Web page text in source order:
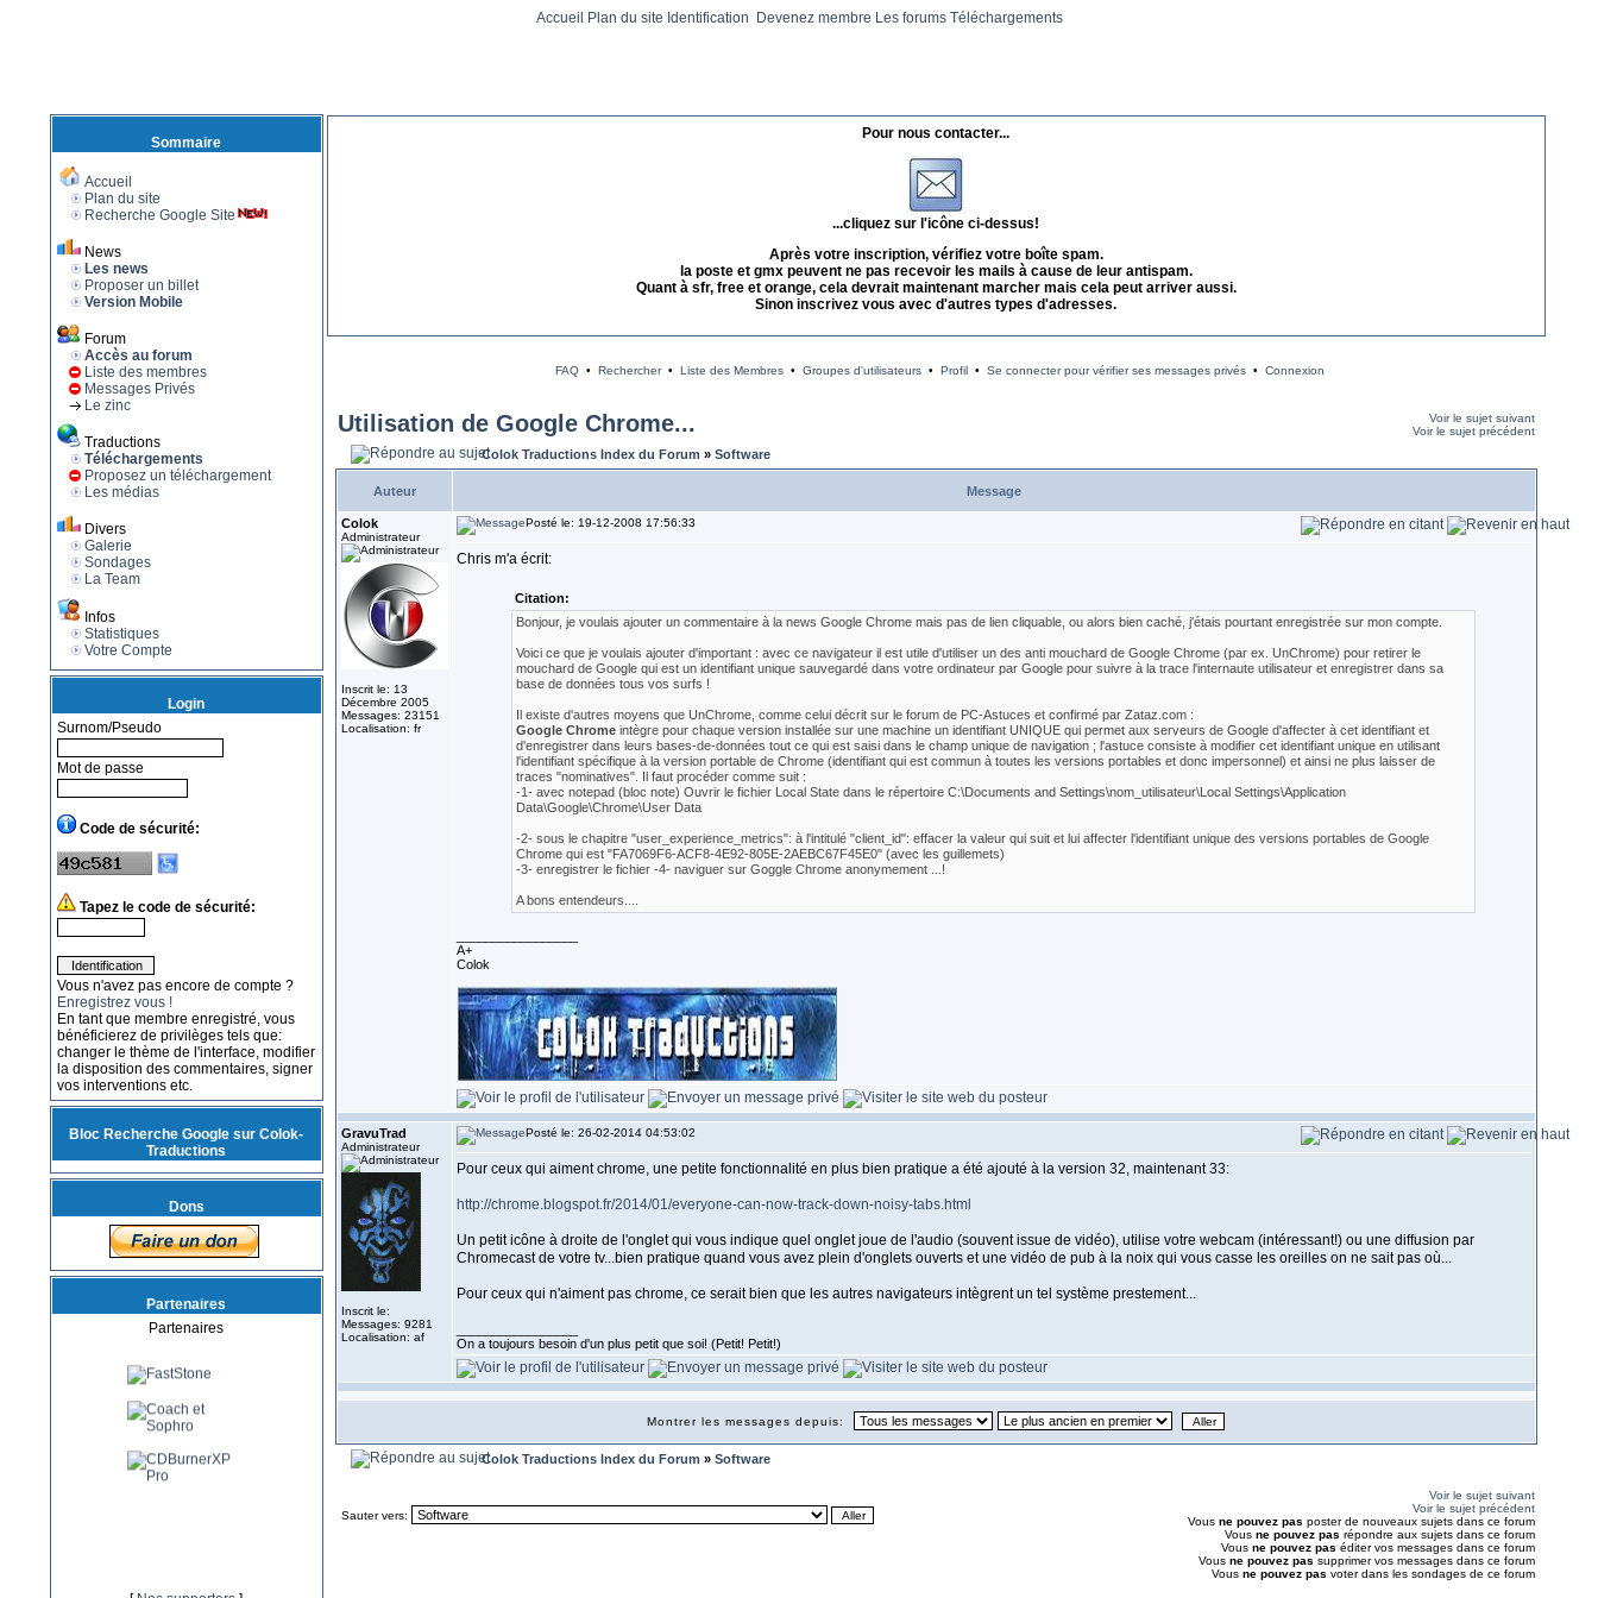
Accueil Plan du site Identification Devenez membre Les forums Téléchargements
Sommaire
Accueil
Plan du site
Recherche Google Site
News
Les news
Proposer un billet
Version Mobile
Forum
Accès au forum
Liste des membres
Messages Privés
Le zinc
Traductions
Téléchargements
Proposez un téléchargement
Les médias
Divers
Galerie
Sondages
La Team
Infos
Statistiques
Votre Compte
Login
Surnom/Pseudo
Mot de passe
Code de sécurité:
Tapez le code de sécurité:
Vous n'avez pas encore de compte ?
Enregistrez vous !
En tant que membre enregistré, vous
bénéficierez de privilèges tels que:
changer le thème de l'interface, modifier
la disposition des commentaires, signer
vos interventions etc.
Bloc Recherche Google sur Colok-
Traductions
Dons
Partenaires
Partenaires
Pour nous contacter...
...cliquez sur l'icône ci-dessus!
Après votre inscription, vérifiez votre boîte spam.
la poste et gmx peuvent ne pas recevoir les mails à cause de leur antispam.
Quant à sfr, free et orange, cela devrait maintenant marcher mais cela peut arriver aussi.
Sinon inscrivez vous avec d'autres types d'adresses.
FAQ• Rechercher• Liste des Membres• Groupes d'utilisateurs• Profil• Se connecter pour vérifier ses messages privés• Connexion
Utilisation de Google Chrome...
Voir le sujet suivant
Voir le sujet précédent
Colok Traductions Index du Forum » Software
Auteur Message
Colok
Administrateur
Inscrit le: 13
Décembre 2005
Messages: 23151
Localisation: fr
Posté le: 19-12-2008 17:56:33
Chris m'a écrit:
Citation:
Bonjour, je voulais ajouter un commentaire à la news Google Chrome mais pas de lien cliquable, ou alors bien caché, j'étais pourtant enregistrée sur mon compte.
Voici ce que je voulais ajouter d'important : avec ce navigateur il est utile d'utiliser un des anti mouchard de Google Chrome (par ex. UnChrome) pour retirer le
mouchard de Google qui est un identifiant unique sauvegardé dans votre ordinateur par Google pour suivre à la trace l'internaute utilisateur et enregistrer dans sa
base de données tous vos surfs !
Il existe d'autres moyens que UnChrome, comme celui décrit sur le forum de PC-Astuces et confirmé par Zataz.com :
Google Chrome intègre pour chaque version installée sur une machine un identifiant UNIQUE qui permet aux serveurs de Google d'affecter à cet identifiant et
d'enregistrer dans leurs bases-de-données tout ce qui est saisi dans le champ unique de navigation ; l'astuce consiste à modifier cet identifiant unique en utilisant
l'identifiant spécifique à la version portable de Chrome (identifiant qui est commun à toutes les versions portables et donc impersonnel) et ainsi ne plus laisser de
traces "nominatives". Il faut procéder comme suit :
-1- avec notepad (bloc note) Ouvrir le fichier Local State dans le répertoire C:\Documents and Settings\nom_utilisateur\Local Settings\Application
Data\Google\Chrome\User Data
-2- sous le chapitre "user_experience_metrics": à l'intitulé "client_id": effacer la valeur qui suit et lui affecter l'identifiant unique des versions portables de Google
Chrome qui est "FA7069F6-ACF8-4E92-805E-2AEBC67F45E0" (avec les guillemets)
-3- enregistrer le fichier -4- naviguer sur Goggle Chrome anonymement ...!
A bons entendeurs....
A+
Colok
GravuTrad
Administrateur
Inscrit le:
Messages: 9281
Localisation: af
Posté le: 26-02-2014 04:53:02
Pour ceux qui aiment chrome, une petite fonctionnalité en plus bien pratique a été ajouté à la version 32, maintenant 33:
http://chrome.blogspot.fr/2014/01/everyone-can-now-track-down-noisy-tabs.html
Un petit icône à droite de l'onglet qui vous indique quel onglet joue de l'audio (souvent issue de vidéo), utilise votre webcam (intéressant!) ou une diffusion par
Chromecast de votre tv...bien pratique quand vous avez plein d'onglets ouverts et une vidéo de pub à la noix qui vous casse les oreilles on ne sait pas où...
Pour ceux qui n'aiment pas chrome, ce serait bien que les autres navigateurs intègrent un tel système prestement...
On a toujours besoin d'un plus petit que soi! (Petit! Petit!)
Montrer les messages depuis:
Colok Traductions Index du Forum » Software
Sauter vers:
Voir le sujet suivant
Voir le sujet précédent
Vous ne pouvez pas poster de nouveaux sujets dans ce forum
Vous ne pouvez pas répondre aux sujets dans ce forum
Vous ne pouvez pas éditer vos messages dans ce forum
Vous ne pouvez pas supprimer vos messages dans ce forum
Vous ne pouvez pas voter dans les sondages de ce forum